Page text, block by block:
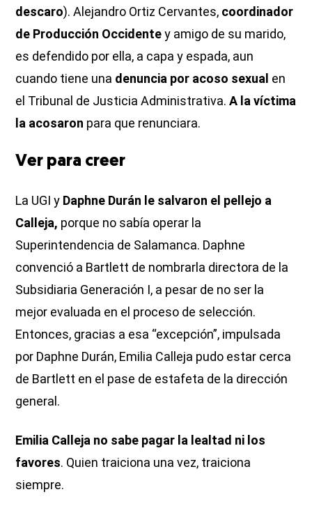
descaro). Alejandro Ortiz Cervantes, coordinador
de Producción Occidentey amigo de su marido,
es defendido por ella, a capa y espada, aun
cuando tiene una denuncia por acoso sexual en
el Tribunal de Justicia Administrativa.A la víctima
la acosaron para que renunciara.
Ver para creer
La UGI y Daphne Durán le salvaron el pellejo a
Calleja, porque no sabía operar la
Superintendencia de Salamanca. Daphne
convenció a Bartlett de nombrarla directora de la
Subsidiaria Generación I, a pesar de no ser la
mejor evaluada en el proceso de selección.
Entonces, gracias a esa “excepción”, impulsada
por Daphne Durán, Emilia Calleja pudo estar cerca
de Bartlett en el pase de estafeta de la dirección
general.
Emilia Calleja no sabe pagar la lealtad ni los
favores. Quien traiciona una vez, traiciona
siempre.